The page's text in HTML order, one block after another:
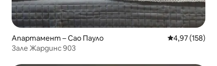
Апартамент – Сао Пауло Средна
4,97 (158)
Зале Жардинс 903